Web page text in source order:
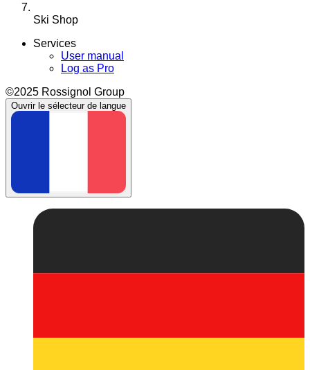
Ski Shop
Services
User manual
Log as Pro
©2025 Rossignol Group
Ouvrir le sélecteur de langue